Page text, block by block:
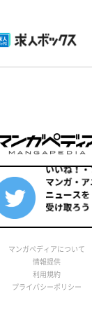
マンガペディアについて
情報提供
利用規約
プライバシーポリシー